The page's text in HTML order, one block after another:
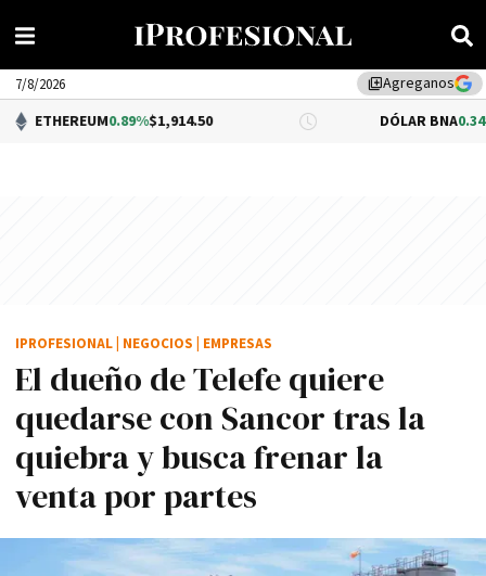
library_addAgreganos
7/8/2026
0.89%$1,914.50 DÓLAR BNA 0.34%$1,520.00
El dueño de Telefe quiere
quedarse con Sancor tras la
quiebra y busca frenar la
venta por partes
IPROFESIONAL NEGOCIOS EMPRESAS